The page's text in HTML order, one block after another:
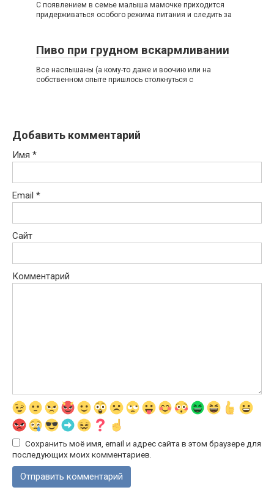
С появлением в семье малыша мамочке приходится
придерживаться особого режима питания и следить за
Пиво при грудном вскармливании
Все наслышаны (а кому-то даже и воочию или на
собственном опыте пришлось столкнуться с
Добавить комментарий
Имя *
Email *
Сайт
Комментарий
Сохранить моё имя, email и адрес сайта в этом браузере для
последующих моих комментариев.